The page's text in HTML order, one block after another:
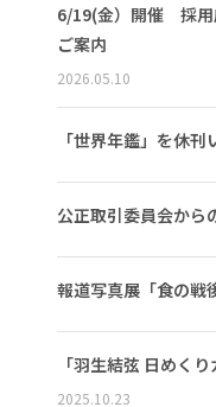
6/19(金）開催 採用
ご案内
2026.05.10
「世界年鑑」を休刊
公正取引委員会から
報道写真展「食の戦
「羽生結弦 日めく
2025.10.23